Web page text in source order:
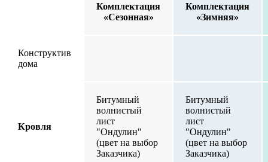
Комплектация
«Сезонная»
Комплектация
«Зимняя»
Конструктив
дома
Кровля
Битумный
волнистый
лист
"Ондулин"
(цвет на выбор
Заказчика)
Битумный
волнистый
лист
"Ондулин"
(цвет на выбор
Заказчика)